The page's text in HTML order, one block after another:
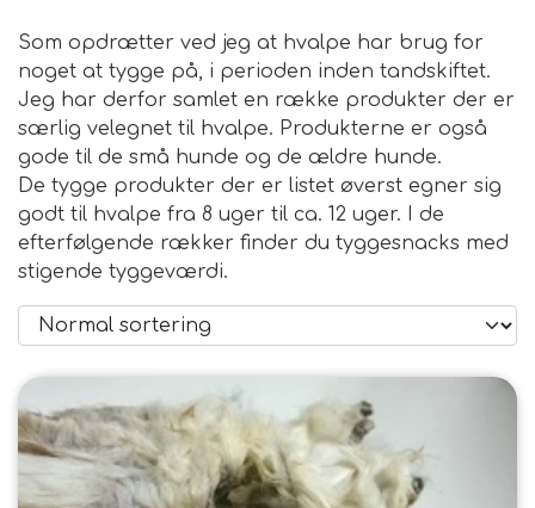
TIL HUNDEN
TIL HUNDEFØREREN
TIL BILEN
FODER & FODER
PRÆMIER & GAVER
Som opdrætter ved jeg at hvalpe har brug for
noget at tygge på, i perioden inden tandskiftet.
Jeg har derfor samlet en række produkter der er
særlig velegnet til hvalpe. Produkterne er også
gode til de små hunde og de ældre hunde.
De tygge produkter der er listet øverst egner sig
godt til hvalpe fra 8 uger til ca. 12 uger. I de
efterfølgende rækker finder du tyggesnacks med
stigende tyggeværdi.